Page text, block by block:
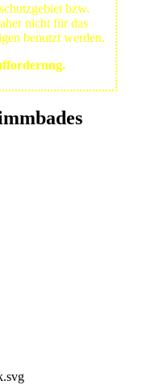
bzw.
nicht für das
benutzt werden.